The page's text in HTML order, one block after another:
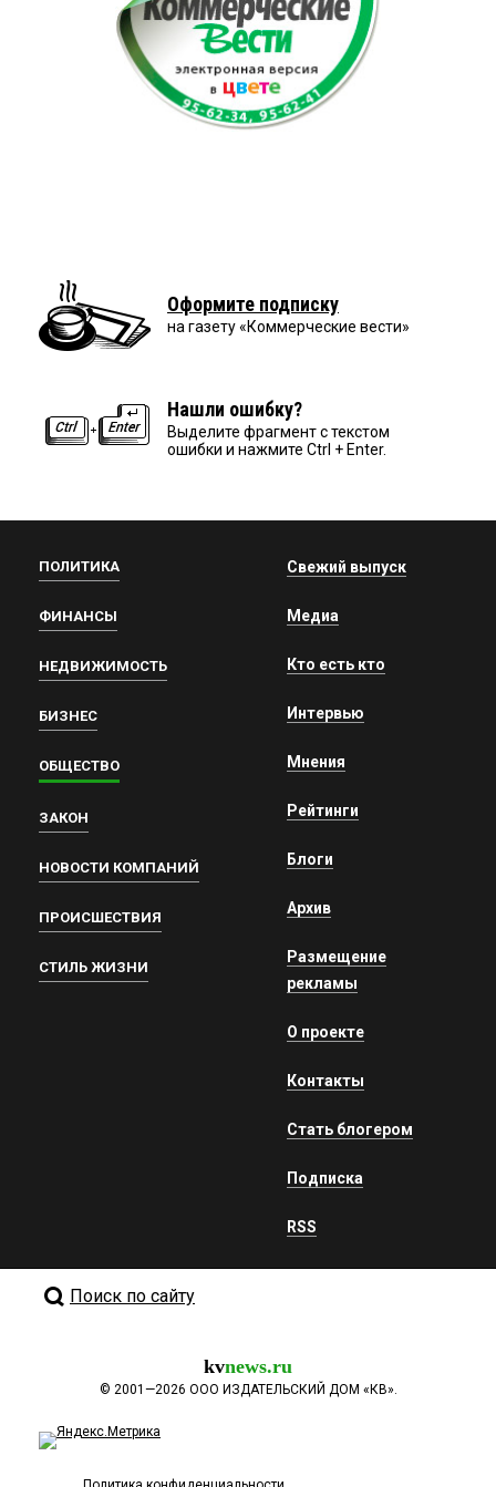
Оформите подписку
на газету «Коммерческие вести»
Нашли ошибку?
Выделите фрагмент с текстом
ошибки и нажмите Ctrl + Enter.
ПОЛИТИКА
ФИНАНСЫ
НЕДВИЖИМОСТЬ
БИЗНЕС
ОБЩЕСТВО
ЗАКОН
НОВОСТИ КОМПАНИЙ
ПРОИСШЕСТВИЯ
СТИЛЬ ЖИЗНИ
Свежий выпуск
Медиа
Кто есть кто
Интервью
Мнения
Рейтинги
Блоги
Архив
Размещение
рекламы
О проекте
Контакты
Стать блогером
Подписка
RSS
Поиск по сайту
kvnews.ru
© 2001—2026 ООО ИЗДАТЕЛЬСКИЙ ДОМ «КВ».